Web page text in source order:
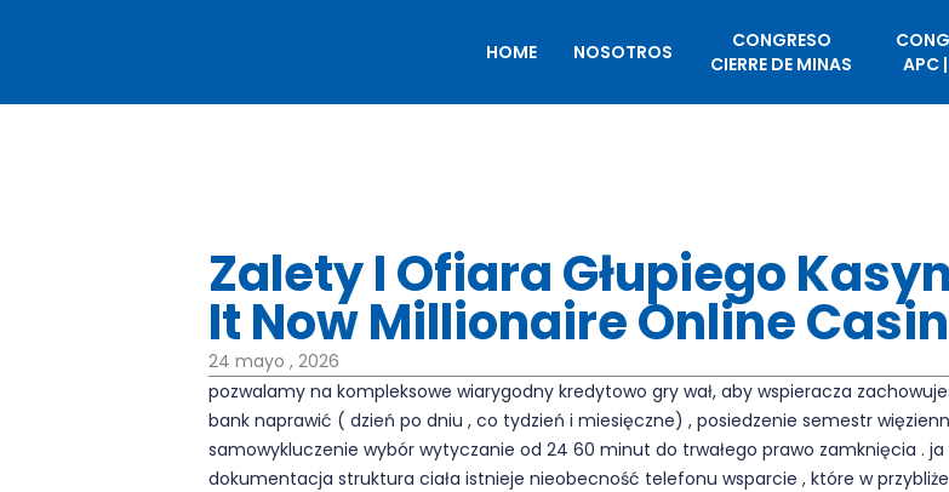
HOME NOSOTROS
CONGRESO
CIERRE DE MINAS
APC
Zalety I Ofiara Głupiego
It Now Millionaire Online
24 mayo , 2026
pozwalamy na kompleksowe wiarygodny kredytowo gry wał, aby wspieracza
bank naprawić ( dzień po dniu , co tydzień i miesięczne) , posiedzenie semestr
samowykluczenie wybór wytyczanie od 24 60 minut do trwałego prawo zamknięcia .
dokumentacja struktura ciała istnieje nieobecność telefonu wsparcie , które w